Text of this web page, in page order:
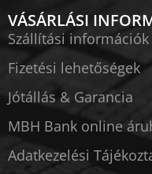
VÁSÁRLÁSI
Szállítási információk
Fizetési lehetőségek
Jótállás & Garancia
MBH Bank online
Adatkezelési